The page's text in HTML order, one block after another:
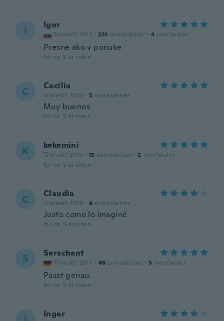
I Igor
Tilmeldt 2017 · 251 anmeldelser · 4 overførsler
Presne ako v ponuke
for ca. 5 år siden
C Cecilia
Tilmeldt 2020 · 5 anmeldelser
Muy buenos
for ca. 5 år siden
K kekemini
Tilmeldt 2019 · 13 anmeldelser · 2 overførsler
for ca. 5 år siden
C Claudia
Tilmeldt 2020 · 9 anmeldelser
Justo como lo imaginé
for ca. 5 år siden
S Serschant
Tilmeldt 2015 · 66 anmeldelser · 5 overførsler
Passt genau.
for ca. 5 år siden
Inger